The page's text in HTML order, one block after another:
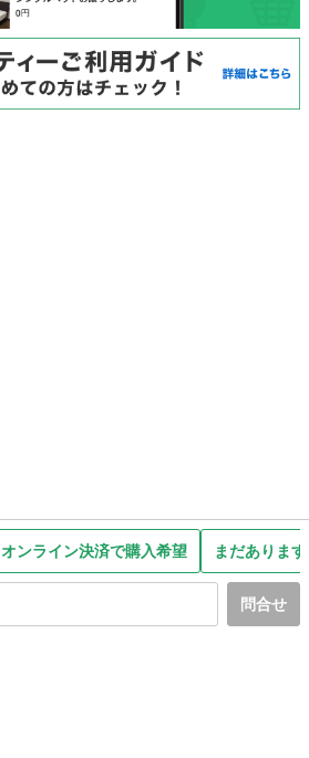
オンライン決済で購入希望 まだありま
問合せ